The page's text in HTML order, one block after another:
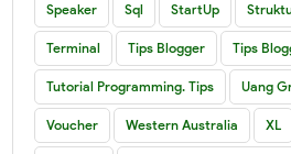
Speaker Sql StartUp
Terminal Tips Blogger Tips
Tutorial Programming. Tips Uang
Voucher Western Australia XL